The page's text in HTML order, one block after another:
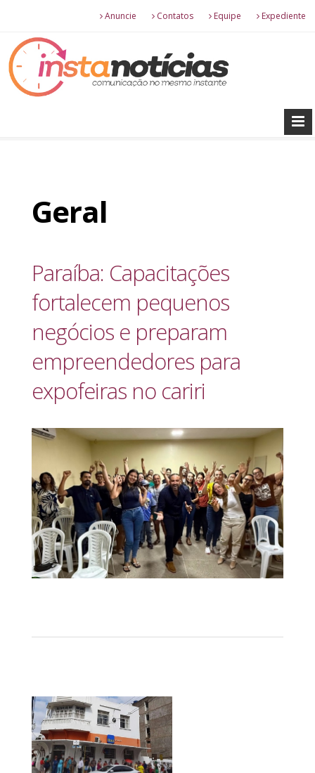
Anuncie Contatos Equipe Expediente
Geral
Paraíba: Capacitações
fortalecem pequenos
negócios e preparam
empreendedores para
expofeiras no cariri